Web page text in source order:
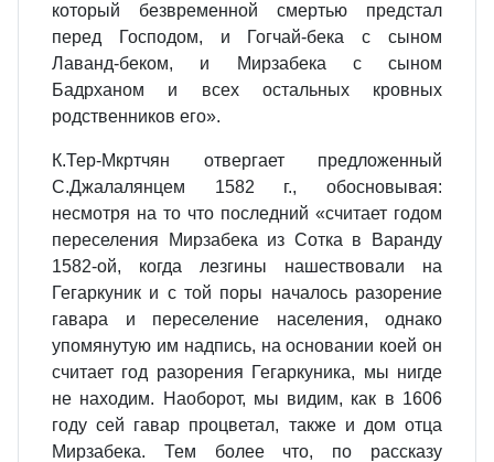
который безвременной смертью предстал
перед Господом, и Гогчай-бека с сыном
Лаванд-беком, и Мирзабека с сыном
Бадрханом и всех остальных кровных
родственников его».
К.Тер-Мкртчян отвергает предложенный
С.Джалалянцем 1582 г., обосновывая:
несмотря на то что последний «считает годом
переселения Мирзабека из Сотка в Варанду
1582-ой, когда лезгины нашествовали на
Гегаркуник и с той поры началось разорение
гавара и переселение населения, однако
упомянутую им надпись, на основании коей он
считает год разорения Гегаркуника, мы нигде
не находим. Наоборот, мы видим, как в 1606
году сей гавар процветал, также и дом отца
Мирзабека. Тем более что, по рассказу